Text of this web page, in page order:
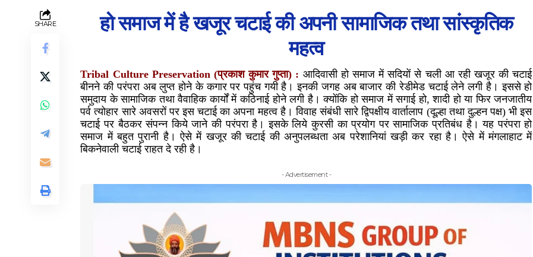
SHARE
हो समाज में है खजूर चटाई की अपनी सामाजिक तथा सांस्कृतिक
महत्व
Tribal Culture Preservation (प्रकाश कुमार गुप्ता) : आदिवासी हो समाज में सदियों से चली आ रही खजूर की चटाई
बीनने की परंपरा अब लुप्त होने के कगार पर पहुंच गयी है। इनकी जगह अब बाजार की रेडीमेड चटाई लेने लगी है। इससे हो
समुदाय के सामाजिक तथा वैवाहिक कार्यों में कठिनाई होने लगी है। क्योंकि हो समाज में सगाई हो, शादी हो या फिर जनजातीय
पर्व त्योहार सारे अवसरों पर इस चटाई का अपना महत्व है। विवाह संबंधी सारे द्विपक्षीय वार्तालाप (दूल्हा तथा दुल्हन पक्ष) भी इस
चटाई पर बैठकर संपन्न किये जाने की परंपरा है। इसके लिये कुरसी का प्रयोग पर सामाजिक प्रतिबंध है। यह परंपरा हो
समाज में बहुत पुरानी है। ऐसे में खजूर की चटाई की अनुपलब्धता अब परेशानियां खड़ी कर रहा है। ऐसे में मंगलाहाट में
बिकनेवाली चटाई राहत दे रही है।
- Advertisement -